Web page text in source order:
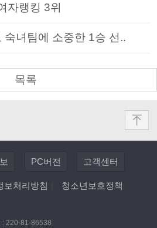
자랭킹 3위
숙녀팀에 소중한 1승 선..
목록
PC버전 고객센터
보처리방침 청소년보호정책
: 220-81-86538